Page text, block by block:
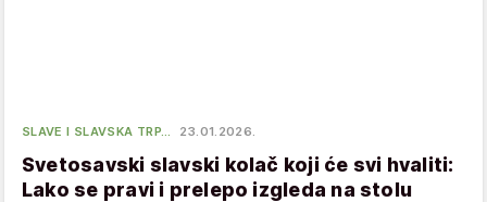
SLAVE I SLAVSKA TRP… 23.01.2026.
Svetosavski slavski kolač koji će svi hvaliti:
Lako se pravi i prelepo izgleda na stolu